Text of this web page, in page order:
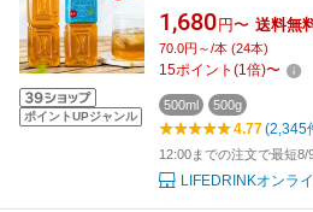
ポイントUPジャンル
産 六条大麦 使用 ラ
LIFEDRINK ノンカ
1,680 円〜 送料無
70.0円～/本 (24本)
15ポイント (1倍)〜
500ml 500g
4.77(2,345
12:00までの注文で最短8/
LIFEDRINKオンラ